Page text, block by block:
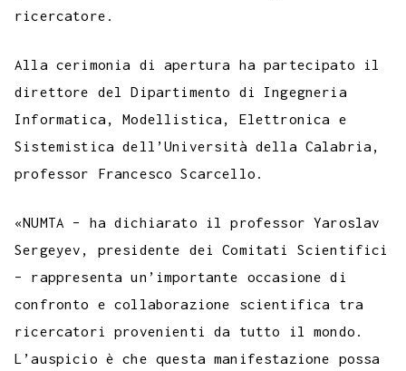
ricercatore.
Alla cerimonia di apertura ha partecipato il
direttore del Dipartimento di Ingegneria
Informatica, Modellistica, Elettronica e
Sistemistica dell’Università della Calabria,
professor Francesco Scarcello.
«NUMTA – ha dichiarato il professor Yaroslav
Sergeyev, presidente dei Comitati Scientifici
– rappresenta un’importante occasione di
confronto e collaborazione scientifica tra
ricercatori provenienti da tutto il mondo.
L’auspicio è che questa manifestazione possa